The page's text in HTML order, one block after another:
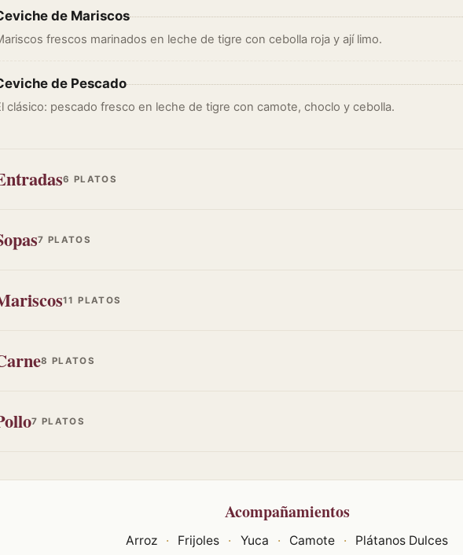
de Mariscos
frescos marinados en leche de tigre con cebolla roja y ají limo.
de Pescado
clásico: pescado fresco en leche de tigre con camote, choclo y cebolla.
6 PLATOS
7 PLATOS
11 PLATOS
8 PLATOS
7 PLATOS
Acompañamientos
Arroz · Frijoles · Yuca · Camote · Plátanos Dulces